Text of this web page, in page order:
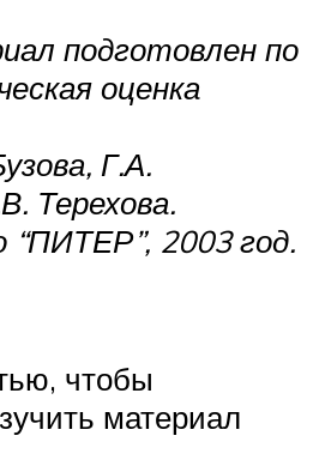
подготовлен по
оценка
Г.А.
Терехова.
2003 год.
чтобы
материал